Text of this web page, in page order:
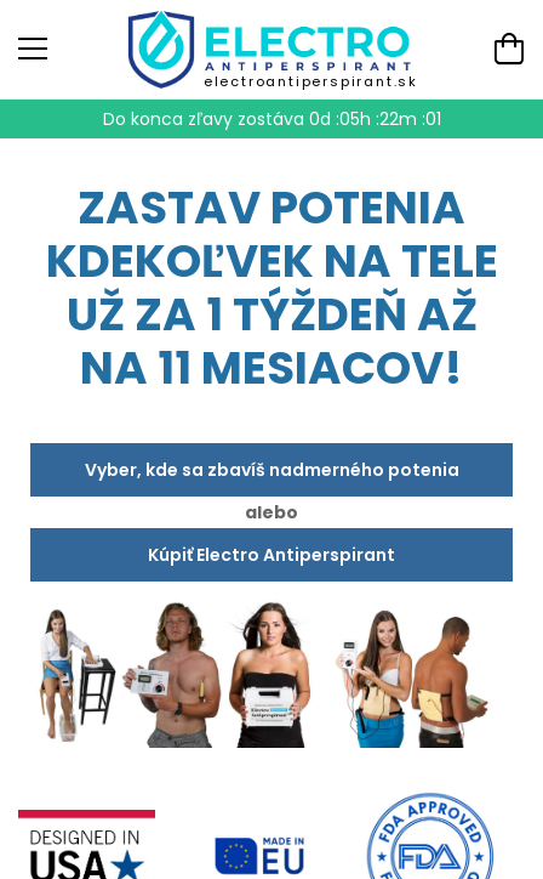
electroantiperspirant.sk
Do konca zľavy zostáva 0d :05h :22m :00
ZASTAV POTENIA
KDEKOĽVEK NA TELE
UŽ ZA 1 TÝŽDEŇ AŽ
NA 11 MESIACOV!
Vyber, kde sa zbavíš nadmerného potenia
alebo
Kúpiť Electro Antiperspirant